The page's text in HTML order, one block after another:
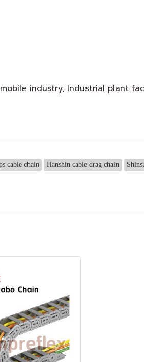
industry, Industrial plant
cable chain Hanshin cable drag chain